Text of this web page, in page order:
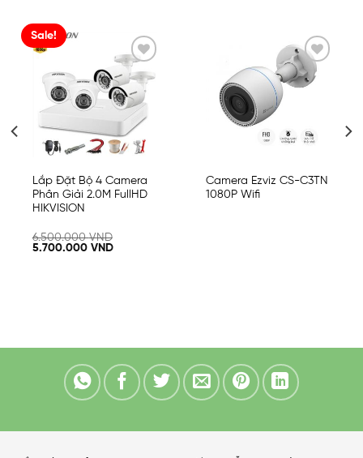
Sale!
Add
to
wishlist
Lắp Đặt Bộ 4 Camera
Phân Giải 2.0M FullHD
HIKVISION
6.500.000VND
5.700.000 VND
Add
to
Camera Ezviz CS-C3TN
1080P Wifi